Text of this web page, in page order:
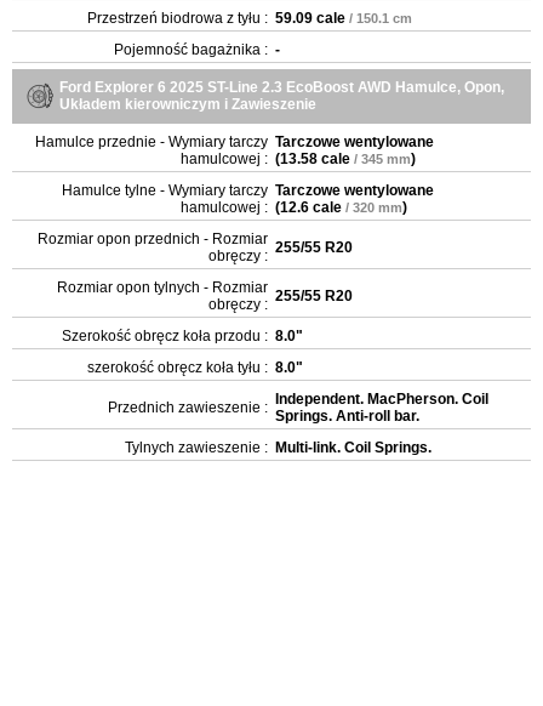
Przestrzeń biodrowa z tyłu : 59.09 cale / 150.1 cm
Pojemność bagażnika : -
Ford Explorer 6 2025 ST-Line 2.3 EcoBoost AWD Hamulce, Opon,
Układem kierowniczym i Zawieszenie
Hamulce przednie - Wymiary tarczy
hamulcowej :
Tarczowe wentylowane
(13.58 cale / 345 mm)
Hamulce tylne - Wymiary tarczy
hamulcowej :
Tarczowe wentylowane
(12.6 cale / 320 mm)
Rozmiar opon przednich - Rozmiar
obręczy : 255/55 R20
Rozmiar opon tylnych - Rozmiar
obręczy : 255/55 R20
Szerokość obręcz koła przodu : 8.0"
szerokość obręcz koła tyłu : 8.0"
Przednich zawieszenie :
Independent. MacPherson. Coil
Springs. Anti-roll bar.
Tylnych zawieszenie : Multi-link. Coil Springs.